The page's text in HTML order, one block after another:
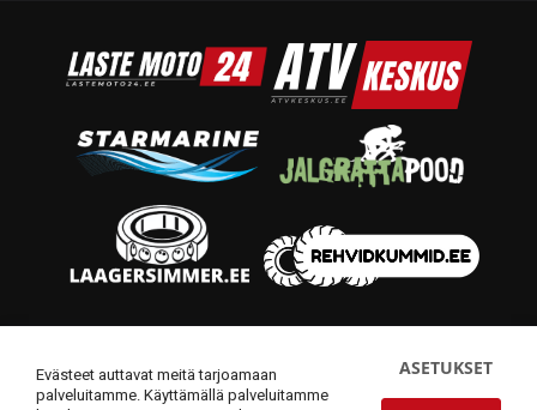
Evästeet auttavat meitä tarjoamaan
palveluitamme. Käyttämällä palveluitamme
ASETUKSET